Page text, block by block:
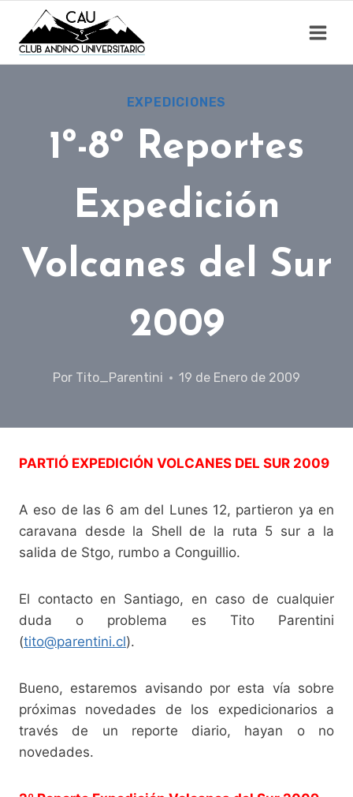
contenido
EXPEDICIONES
1º-8º Reportes
Expedición
Volcanes del Sur
2009
Por Tito_Parentini 19 de Enero de 2009
PARTIÓ EXPEDICIÓN VOLCANES DEL SUR 2009
A eso de las 6 am del Lunes 12, partieron ya en
caravana desde la Shell de la ruta 5 sur a la
salida de Stgo, rumbo a Conguillio.
El contacto en Santiago, en caso de cualquier
duda o problema es Tito Parentini
(tito@parentini.cl).
Bueno, estaremos avisando por esta vía sobre
próximas novedades de los expedicionarios a
través de un reporte diario, hayan o no
novedades.